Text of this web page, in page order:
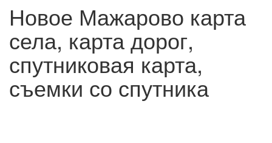
Новое Мажарово карта
села, карта дорог,
спутниковая карта,
съемки со спутника